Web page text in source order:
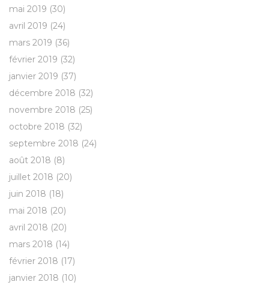
mai 2019 (30)
avril 2019 (24)
mars 2019 (36)
février 2019 (32)
janvier 2019 (37)
décembre 2018 (32)
novembre 2018 (25)
octobre 2018 (32)
septembre 2018 (24)
août 2018 (8)
juillet 2018 (20)
juin 2018 (18)
mai 2018 (20)
avril 2018 (20)
mars 2018 (14)
février 2018 (17)
janvier 2018 (10)